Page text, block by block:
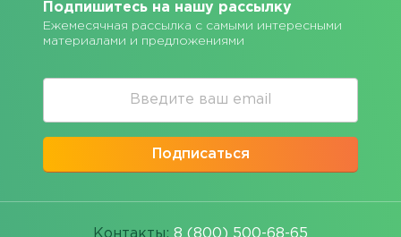
Подпишитесь на нашу рассылку
Ежемесячная рассылка с самыми интересными
материалами и предложениями
Подписаться
Контакты: 8 (800) 500-68-65